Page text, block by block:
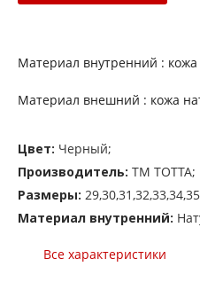
Материал внутренний : кожа
Материал внешний : кожа
Цвет: Черный;
Производитель: ТМ TOTTA;
Размеры:
Материал внутренний:
Все характеристики